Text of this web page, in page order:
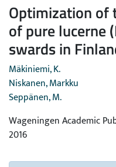
Optimization of
of pure lucerne
swards in
Mäkiniemi, K.
Niskanen, Markku
Seppänen, M.
Wageningen Academic
2016